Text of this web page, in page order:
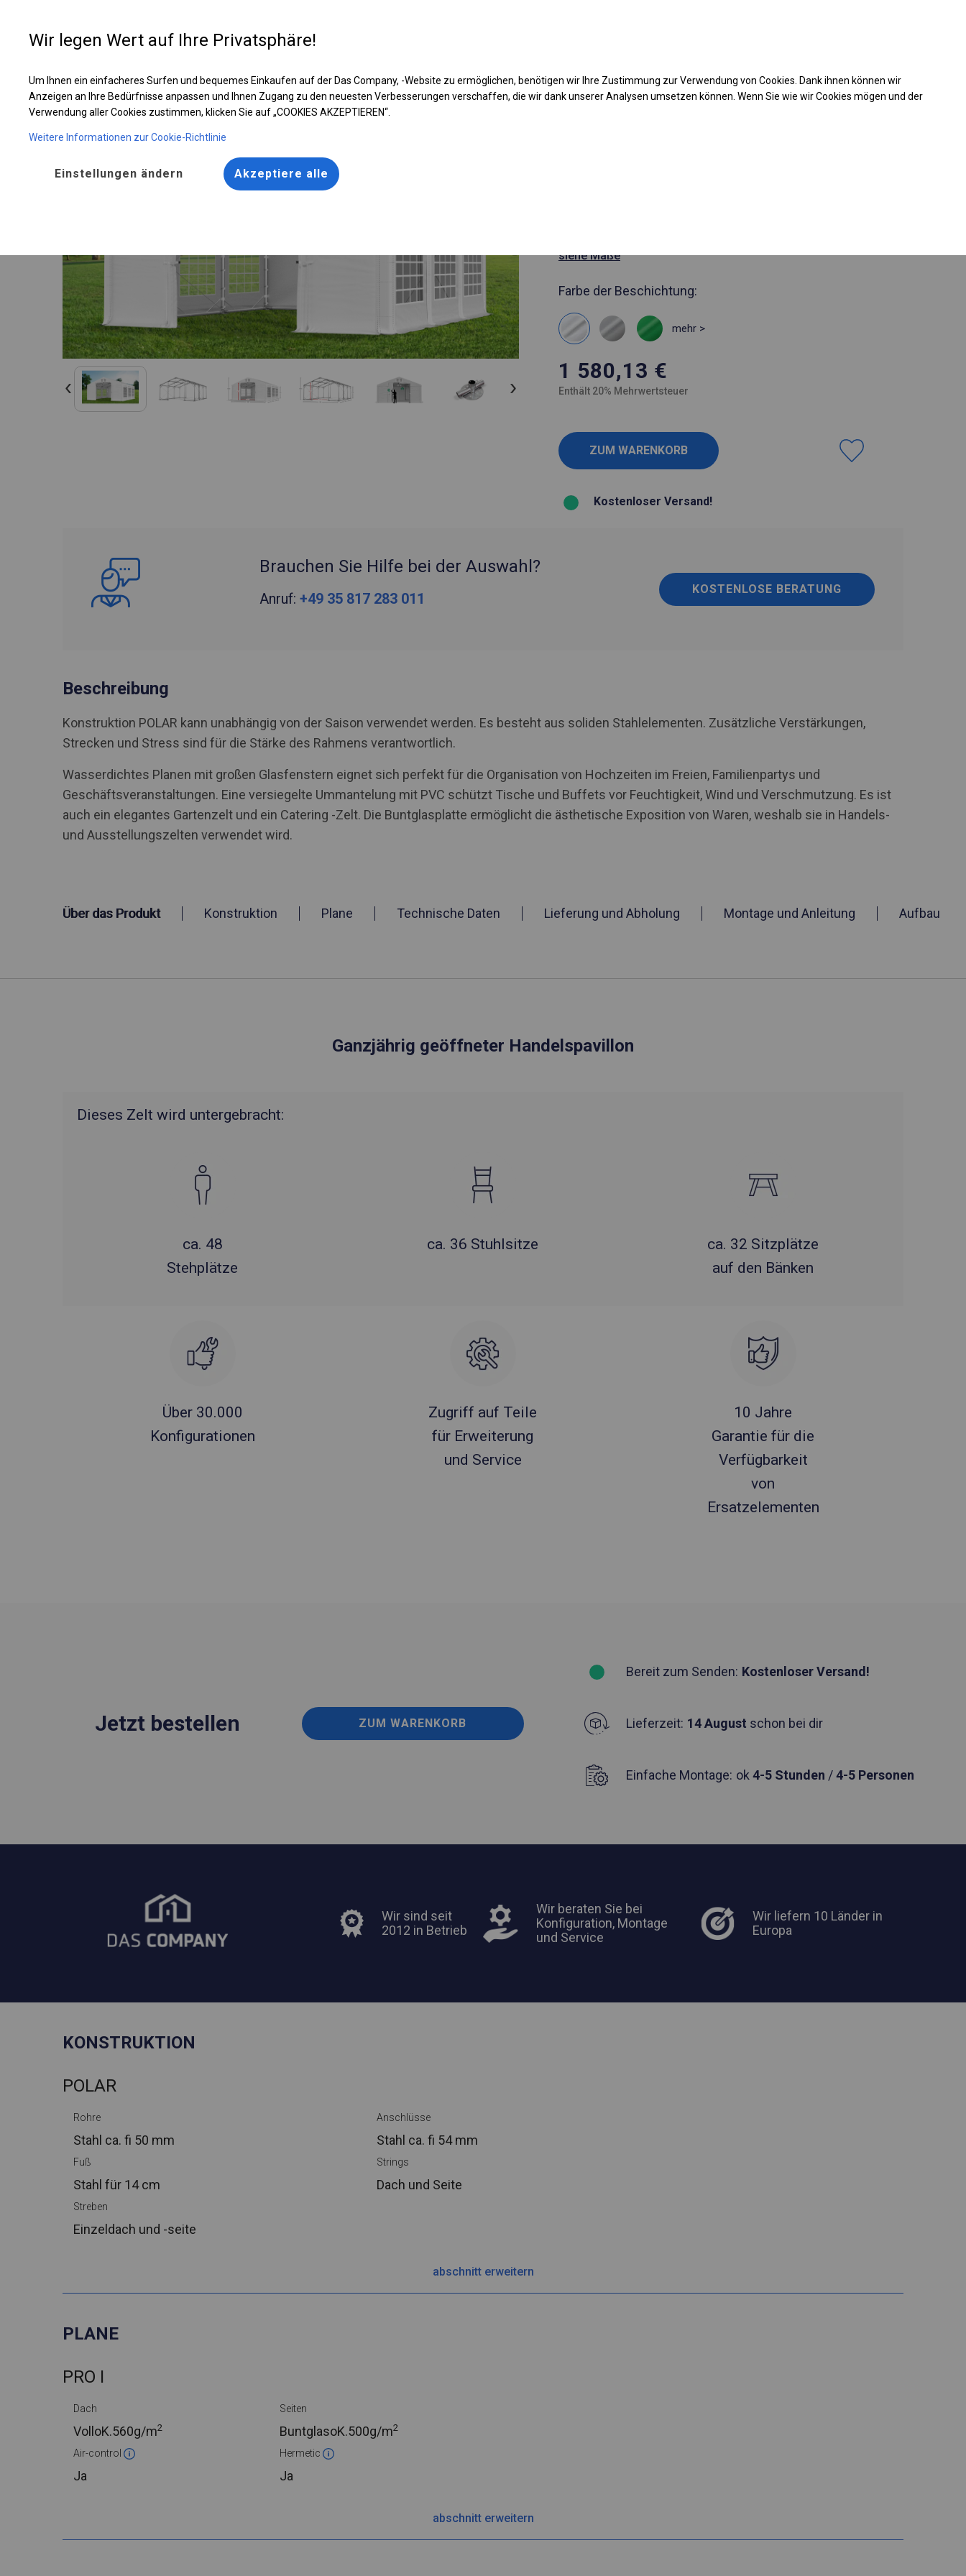
Entwerfen Sie Ihr Zelt
Ganzjährig geöffneter Handelspavillon | 4x6 m Laden Sie das PDF -Angebot herunter
siehe Maße
Farbe der Beschichtung:
mehr >
1 580,13 €
Enthält 20% Mehrwertsteuer
Kostenloser Versand!
Brauchen Sie Hilfe bei der Auswahl?
Anruf: +49 35 817 283 011
KOSTENLOSE BERATUNG
Beschreibung
Konstruktion POLAR kann unabhängig von der Saison verwendet werden. Es besteht aus soliden Stahlelementen. Zusätzliche Verstärkungen,
Strecken und Stress sind für die Stärke des Rahmens verantwortlich.
Wasserdichtes Planen mit großen Glasfenstern eignet sich perfekt für die Organisation von Hochzeiten im Freien, Familienpartys und
Geschäftsveranstaltungen. Eine versiegelte Ummantelung mit PVC schützt Tische und Buffets vor Feuchtigkeit, Wind und Verschmutzung. Es ist
auch ein elegantes Gartenzelt und ein Catering -Zelt. Die Buntglasplatte ermöglicht die ästhetische Exposition von Waren, weshalb sie in Handels-
und Ausstellungszelten verwendet wird.
Über das Produkt Konstruktion Plane Technische Daten Lieferung und Abholung Montage und Anleitung Aufbau
Ganzjährig geöffneter Handelspavillon
Dieses Zelt wird untergebracht:
ca. 48
Stehplätze
ca. 36 Stuhlsitze
ca. 32 Sitzplätze
auf den Bänken
Über 30.000
Konfigurationen
Zugriff auf Teile
für Erweiterung
und Service
10 Jahre
Garantie für die
Verfügbarkeit
von
Ersatzelementen
Jetzt bestellen ZUM WARENKORB
Bereit zum Senden: Kostenloser Versand!
Lieferzeit: 14 August schon bei dir
Einfache Montage: ok 4-5 Stunden /4-5 Personen
Wir sind seit
2012 in Betrieb
Wir beraten Sie bei
Konfiguration, Montage
und Service
Wir liefern 10 Länder in
Europa
KONSTRUKTION
POLAR
Rohre
Stahl ca. fi 50 mm
Anschlüsse
Stahl ca. fi 54 mm
Fuß
Stahl für 14 cm
Strings
Dach und Seite
Streben
Einzeldach und -seite
abschnitt erweitern
PLANE
PRO I
Dach
VolloK.560g/m2
Seiten
BuntglasoK.500g/m2
Air-control
Ja
Hermetic
Ja
abschnitt erweitern
Wir legen Wert auf Ihre Privatsphäre!
Um Ihnen ein einfacheres Surfen und bequemes Einkaufen auf der Das Company, -Website zu ermöglichen, benötigen wir Ihre Zustimmung zur Verwendung von Cookies. Dank ihnen können wir
Anzeigen an Ihre Bedürfnisse anpassen und Ihnen Zugang zu den neuesten Verbesserungen verschaffen, die wir dank unserer Analysen umsetzen können. Wenn Sie wie wir Cookies mögen und der
Verwendung aller Cookies zustimmen, klicken Sie auf „COOKIES AKZEPTIEREN“.
Weitere Informationen zur Cookie-Richtlinie
Einstellungen ändern Akzeptiere alle